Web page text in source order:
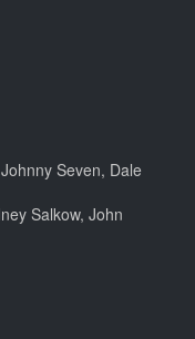
Seven, Dale
Salkow, John